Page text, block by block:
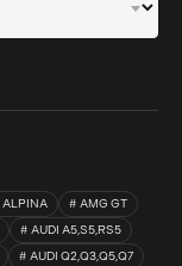
ALPINA
AMG GT
AUDI A5,S5,RS5
AUDI Q2,Q3,Q5,Q7